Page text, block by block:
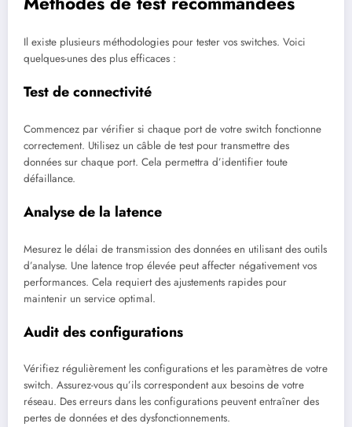
Il existe plusieurs méthodologies pour tester vos switches. Voici
quelques-unes des plus efficaces :
Test de connectivité
Commencez par vérifier si chaque port de votre switch fonctionne
correctement. Utilisez un câble de test pour transmettre des
données sur chaque port. Cela permettra d’identifier toute
défaillance.
Analyse de la latence
Mesurez le délai de transmission des données en utilisant des outils
d’analyse. Une latence trop élevée peut affecter négativement vos
performances. Cela requiert des ajustements rapides pour
maintenir un service optimal.
Audit des configurations
Vérifiez régulièrement les configurations et les paramètres de votre
switch. Assurez-vous qu’ils correspondent aux besoins de votre
réseau. Des erreurs dans les configurations peuvent entraîner des
pertes de données et des dysfonctionnements.